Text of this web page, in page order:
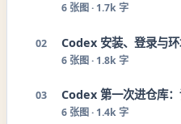
6 张图 · 1.7k 字
02 Codex 安装、登录与
6 张图 · 1.8k 字
03 Codex 第一次进仓库
6 张图 · 1.4k 字